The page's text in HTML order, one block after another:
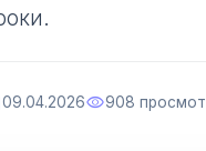
09.04.2026visibility908